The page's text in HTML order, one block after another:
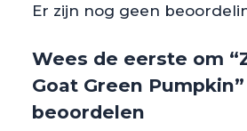
Er zijn nog geen
Wees de eerste om
Goat Green
beoordelen